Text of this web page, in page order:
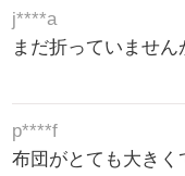
j****a
まだ折っていません
p****f
布団がとても大きく